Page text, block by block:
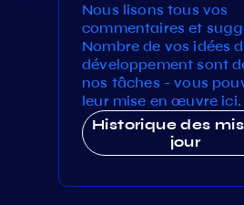
Nous lisons tous vos
commentaires et
Nombre de vos idées
développement sont
nos tâches - vous
leur mise en œuvre ici.
Historique des
jour